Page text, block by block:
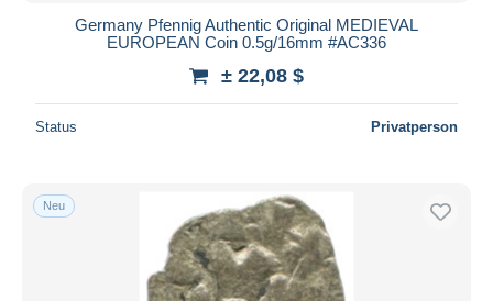
Germany Pfennig Authentic Original MEDIEVAL
EUROPEAN Coin 0.5g/16mm #AC336
± 22,08 $
Status Privatperson
Neu